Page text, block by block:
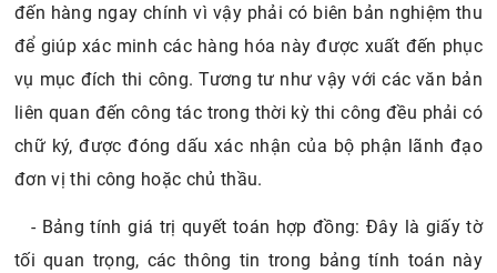
đến hàng ngay chính vì vậy phải có biên bản nghiệm thu
để giúp xác minh các hàng hóa này được xuất đến phục
vụ mục đích thi công. Tương tư như vậy với các văn bản
liên quan đến công tác trong thời kỳ thi công đều phải có
chữ ký, được đóng dấu xác nhận của bộ phận lãnh đạo
đơn vị thi công hoặc chủ thầu.
- Bảng tính giá trị quyết toán hợp đồng: Đây là giấy tờ
tối quan trọng, các thông tin trong bảng tính toán này